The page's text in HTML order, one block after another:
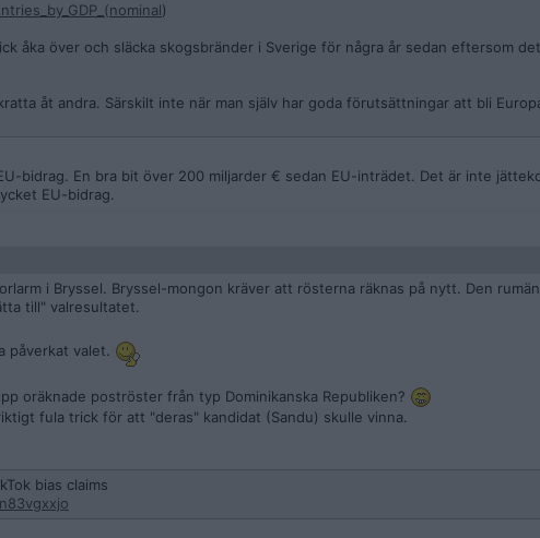
)
åka över och släcka skogsbränder i Sverige för några år sedan eftersom det
åt andra. Särskilt inte när man själv har goda förutsättningar att bli
bidrag. En bra bit över 200 miljarder € sedan EU-inträdet. Det är inte
EU-bidrag.
i Bryssel. Bryssel-mongon kräver att rösterna räknas på nytt. Den
till" valresultatet.
påverkat valet.
oräknade poströster från typ Dominikanska Republiken?
fula trick för att "deras" kandidat (Sandu) skulle vinna.
bias claims